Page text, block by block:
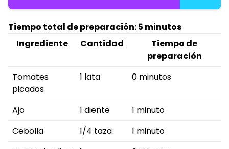
Tiempo total de preparación: 5 minutos
Ingrediente
Cantidad
Tiempo de
preparación
Tomates
picados
1 lata 0 minutos
Ajo 1 diente
1 minuto
Cebolla
1/4 taza
1 minuto